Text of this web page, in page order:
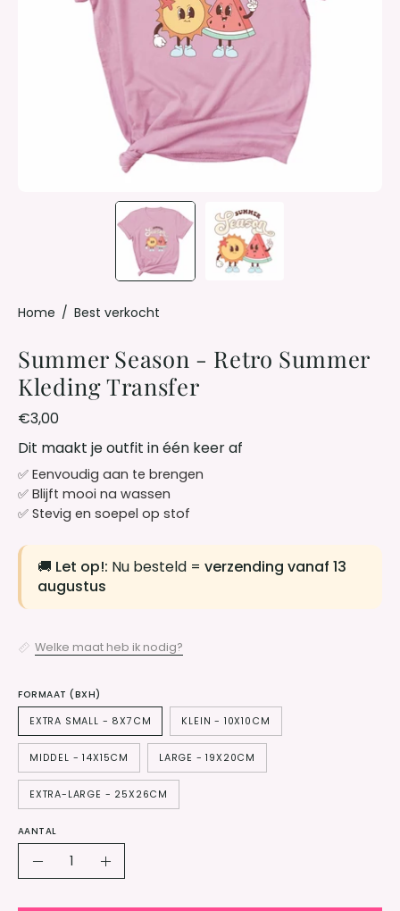
Home / Best verkocht
Summer Season - Retro Summer
Kleding Transfer
€3,00
Dit maakt je outfit in één keer af
✅ Eenvoudig aan te brengen
✅ Blijft mooi na wassen
✅ Stevig en soepel op stof
🚚 Let op!: Nu besteld = verzending vanaf 13
augustus
Welke maat heb ik nodig?
FORMAAT (BXH)
EXTRA SMALL - 8X7CM
KLEIN - 10X10CM
MIDDEL - 14X15CM LARGE - 19X20CM
EXTRA-LARGE - 25X26CM
AANTAL
Verlaag
Verhoog